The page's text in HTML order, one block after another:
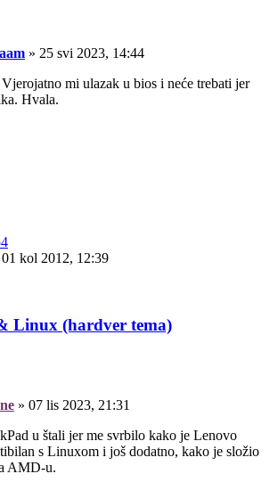
» 25 svi 2023, 14:44
mi ulazak u bios i neće trebati jer
Hvala.
01 kol 2012, 12:39
Linux (hardver tema)
» 07 lis 2023, 21:31
u štali jer me svrbilo kako je Lenovo
s Linuxom i još dodatno, kako je složio
AMD-u.